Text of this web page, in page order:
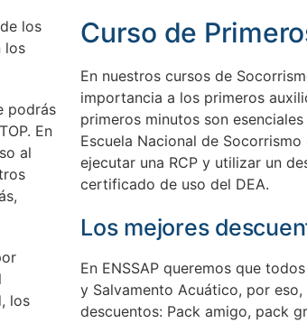
los
los
podrás
En
al
los
Curso de
En nuestros cursos de
importancia a los primeros
primeros minutos son
Escuela Nacional de
ejecutar una RCP y utilizar un
certificado de uso del DEA.
Los mejores
En ENSSAP queremos que
y Salvamento Acuático, por
descuentos: Pack amigo, pack